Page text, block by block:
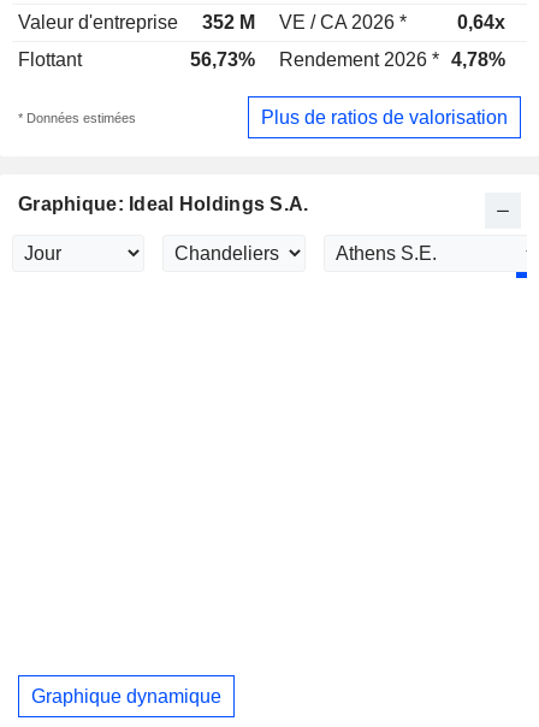
Valeur d'entreprise
352 M VE / CA 2026 * 0,64x
Flottant
56,73% Rendement 2026 * 4,78%
* Données estimées Plus de ratios de valorisation
Graphique: Ideal Holdings S.A.
Graphique dynamique